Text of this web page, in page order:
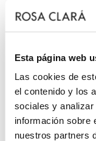
Esta página web
Las cookies de
el contenido y los
sociales y
información sobre
nuestros partners